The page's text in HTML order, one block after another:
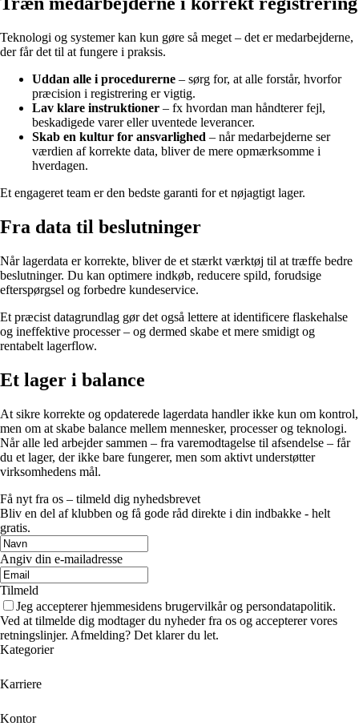
Teknologi og systemer kan kun gøre så meget – det er medarbejderne,
der får det til at fungere i praksis.
Uddan alle i procedurerne – sørg for, at alle forstår, hvorfor
præcision i registrering er vigtig.
Lav klare instruktioner – fx hvordan man håndterer fejl,
beskadigede varer eller uventede leverancer.
Skab en kultur for ansvarlighed – når medarbejderne ser
værdien af korrekte data, bliver de mere opmærksomme i
hverdagen.
Et engageret team er den bedste garanti for et nøjagtigt lager.
Fra data til beslutninger
Når lagerdata er korrekte, bliver de et stærkt værktøj til at træffe bedre
beslutninger. Du kan optimere indkøb, reducere spild, forudsige
efterspørgsel og forbedre kundeservice.
Et præcist datagrundlag gør det også lettere at identificere flaskehalse
og ineffektive processer – og dermed skabe et mere smidigt og
rentabelt lagerflow.
Et lager i balance
At sikre korrekte og opdaterede lagerdata handler ikke kun om kontrol,
men om at skabe balance mellem mennesker, processer og teknologi.
Når alle led arbejder sammen – fra varemodtagelse til afsendelse – får
du et lager, der ikke bare fungerer, men som aktivt understøtter
virksomhedens mål.
Få nyt fra os – tilmeld dig nyhedsbrevet
Bliv en del af klubben og få gode råd direkte i din indbakke - helt
gratis.
Angiv din e-mailadresse
Tilmeld
Jeg accepterer hjemmesidens brugervilkår og persondatapolitik.
Ved at tilmelde dig modtager du nyheder fra os og accepterer vores
retningslinjer. Afmelding? Det klarer du let.
Kategorier
Karriere
Kontor